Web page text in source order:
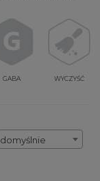
GABA WYCZYŚĆ
domyślnie